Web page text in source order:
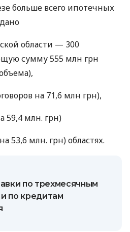
больше всего ипотечных
области — 300
сумму 555 млн грн
на 71,6 млн грн),
59,4 млн. грн)
53,6 млн. грн) областях.
по трехмесячным
по кредитам